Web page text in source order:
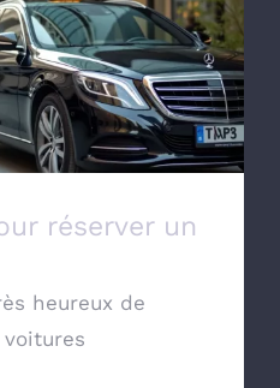
un trajet sur
réserver un
heureux de